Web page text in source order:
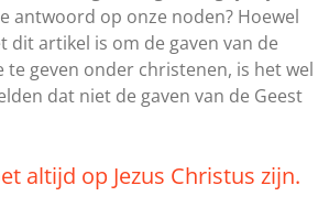
antwoord op onze noden? Hoewel
dit artikel is om de gaven van de
te geven onder christenen, is het wel
dat niet de gaven van de Geest
altijd op Jezus Christus zijn.